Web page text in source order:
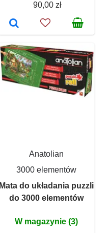
90,00 zł
Anatolian
3000 elementów
Mata do układania puzzli
do 3000 elementów
W magazynie (3)